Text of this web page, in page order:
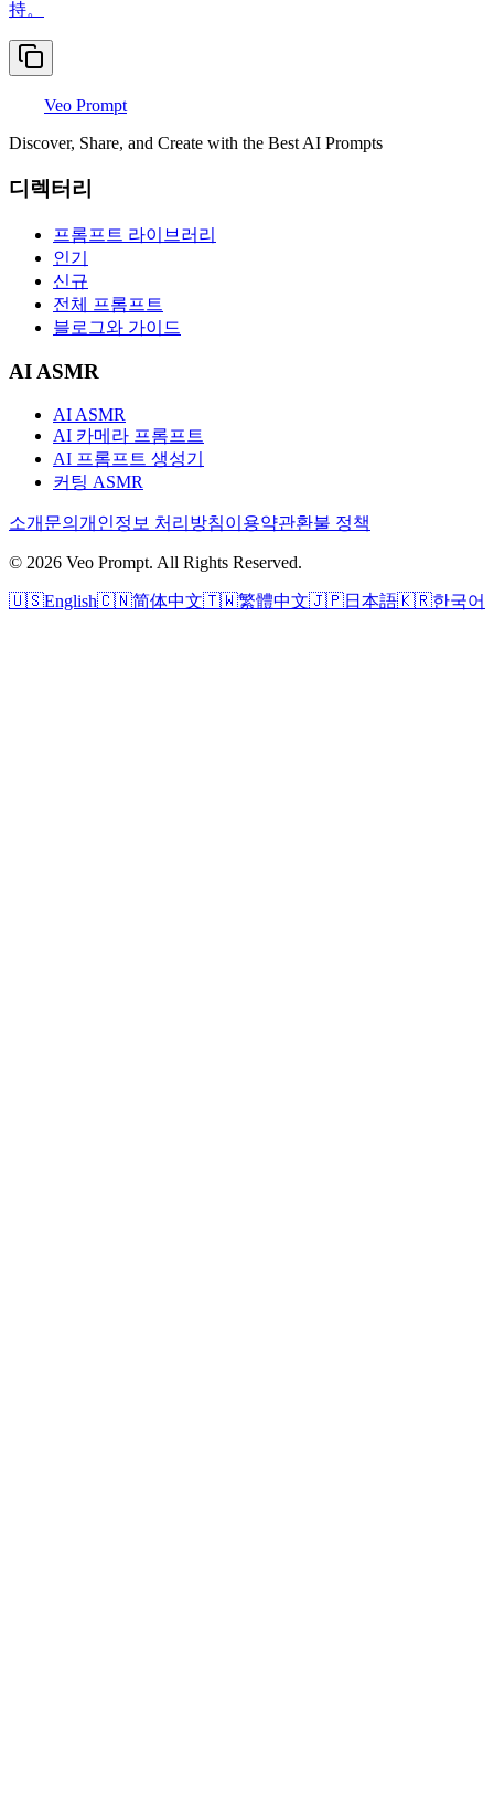
持。
Veo Prompt
Discover, Share, and Create with the Best AI Prompts
디렉터리
프롬프트 라이브러리
인기
신규
전체 프롬프트
블로그와 가이드
AI ASMR
AI ASMR
AI 카메라 프롬프트
AI 프롬프트 생성기
커팅 ASMR
소개 문의 개인정보 처리방침이용약관환불 정책
© 2026 Veo Prompt. All Rights Reserved.
🇺🇸English🇨🇳简体中文🇹🇼繁體中文🇯🇵日本語🇰🇷한국어